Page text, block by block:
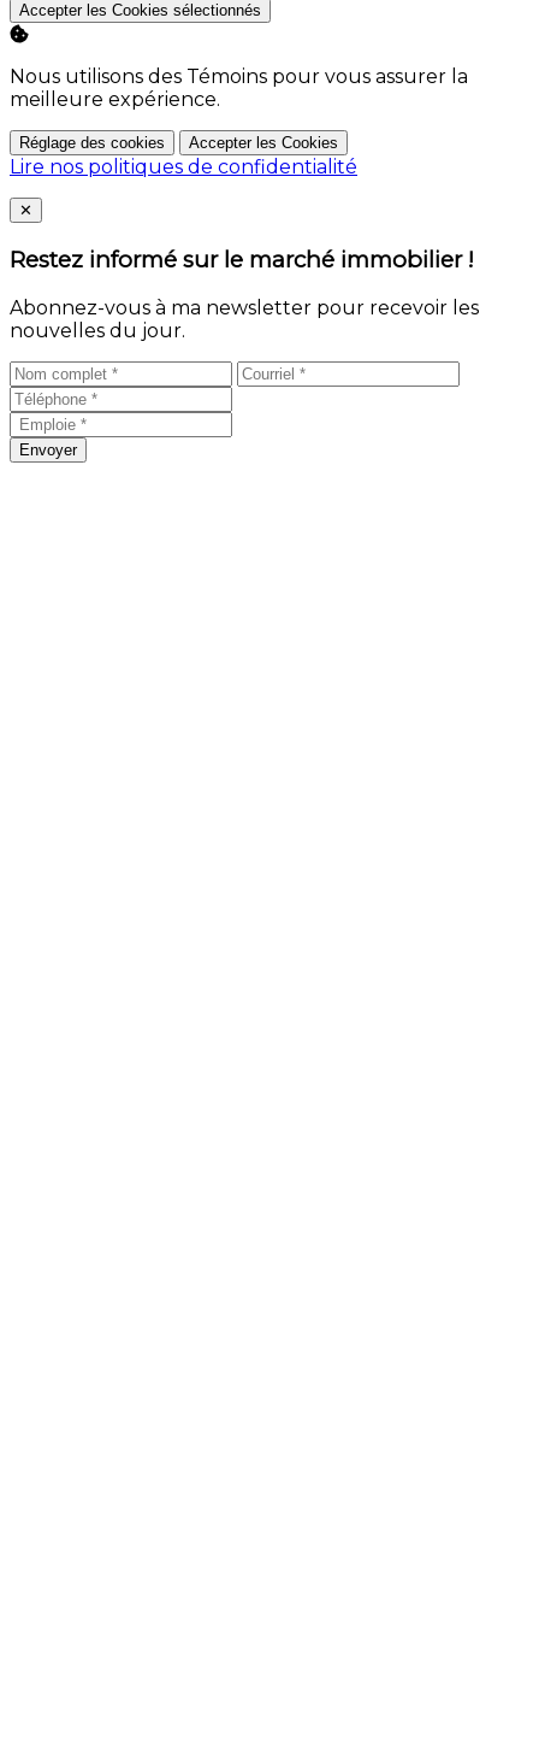
Accepter les Cookies sélectionnés
Nous utilisons des Témoins pour vous assurer la
meilleure expérience.
Réglage des cookies Accepter les Cookies
Lire nos politiques de confidentialité
Close
✕
Restez informé sur le marché immobilier !
Abonnez-vous à ma newsletter pour recevoir les
nouvelles du jour.
Envoyer